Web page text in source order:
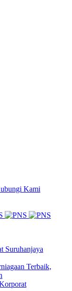
Suruhanjaya
Terbaik,